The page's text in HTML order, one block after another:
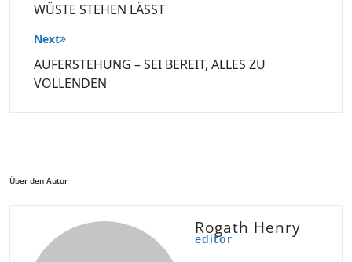
WÜSTE STEHEN LÄSST
Next
AUFERSTEHUNG – SEI BEREIT, ALLES ZU
VOLLENDEN
Über den Autor
Rogath Henry
editor